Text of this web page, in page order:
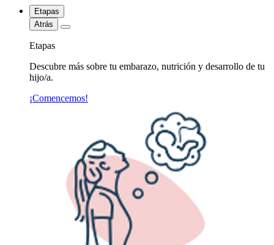
Etapas
Atrás
Etapas
Descubre más sobre tu embarazo, nutrición y desarrollo de tu
hijo/a.
¡Comencemos!